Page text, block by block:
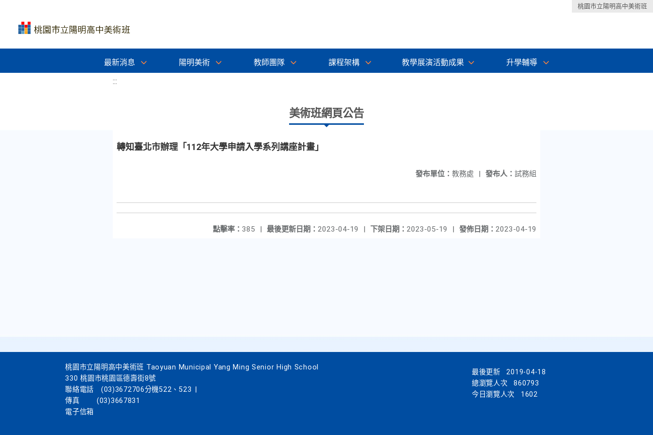
桃園市立陽明高中美術班
最新消息 陽明美術 教師團隊 課程架構 教學展演活動成果 升學輔導
:::
美術班網頁公告
轉知臺北市辦理「112年大學申請入學系列講座計畫」
發布人： 試務組
發布單位： 教務處 |
發佈日期： 2023-04-19
下架日期： 2023-05-19 |
最後更新日期： 2023-04-19 |
點擊率： 385 |
桃園市立陽明高中美術班 Taoyuan Municipal Yang Ming Senior High School
330 桃園市桃園區德壽街8號
聯絡電話
(03)3672706分機522、523
傳真
(03)3667831
電子信箱
最後更新
2019-04-18
總瀏覽人次
860793
今日瀏覽人次
1602